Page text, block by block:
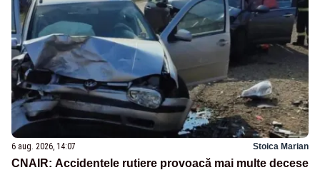
6 aug. 2026, 14:07 Stoica Marian
CNAIR: Accidentele rutiere provoacă mai multe decese